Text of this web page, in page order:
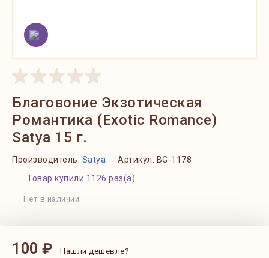
Благовоние Экзотическая
Романтика (Exotic Romance)
Satya 15 г.
Производитель: Satya Артикул: BG-1178
Товар купили 1126 раз(а)
Нет в наличии
100 ₽ Нашли дешевле?